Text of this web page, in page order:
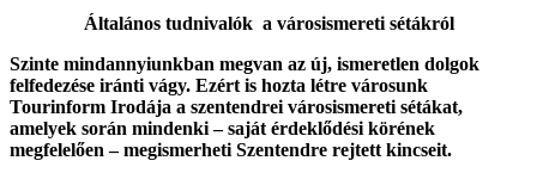
Általános tudnivalók a városismereti sétákról
Szinte mindannyiunkban megvan az új, ismeretlen dolgok
felfedezése iránti vágy. Ezért is hozta létre városunk
Tourinform Irodája a szentendrei városismereti sétákat,
amelyek során mindenki – saját érdeklődési körének
megfelelően – megismerheti Szentendre rejtett kincseit.